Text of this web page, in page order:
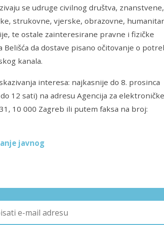
se udruge civilnog društva, znanstvene,
strukovne, vjerske, obrazovne,
te ostale zainteresirane pravne i fizičke
Belišća da dostave pisano očitovanje o
kanala.
interesa: najkasnije do 8. prosinca
12 sati) na adresu Agencija za elektroničke
10 000 Zagreb ili putem faksa na broj:
javnog